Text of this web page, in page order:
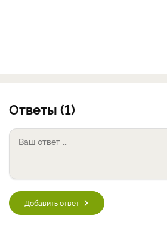
Ответы (1)
Добавить ответ